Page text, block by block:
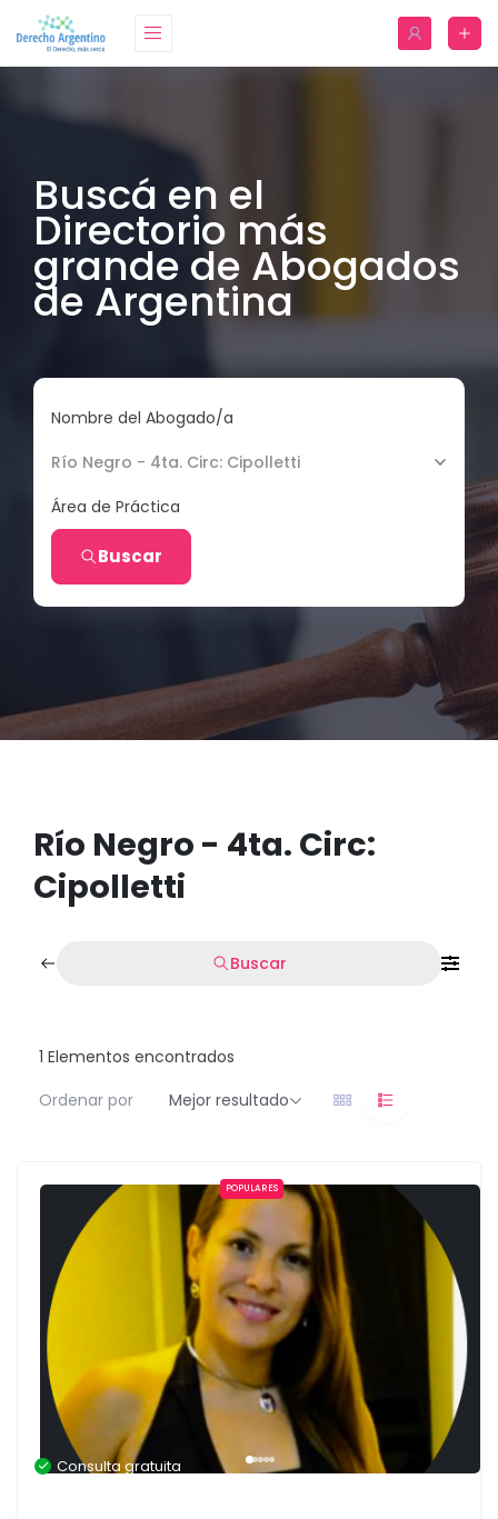
Buscá en el
Directorio más
grande de Abogados
de Argentina
Nombre del Abogado/a
Río Negro - 4ta. Circ: Cipolletti
Área de Práctica
Buscar
Río Negro - 4ta. Circ:
Cipolletti
Buscar
1 Elementos encontrados
Ordenar por
Mejor resultado
POPULARES
Consulta gratuita